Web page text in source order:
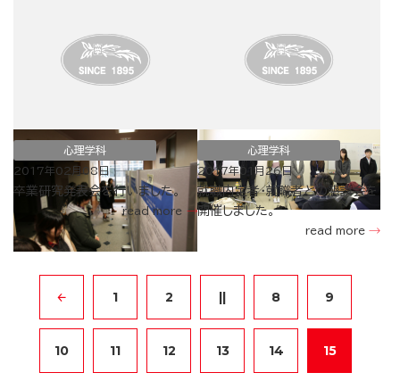
心理学科
2017年02月08日
卒業研究発表会を行いました。
read more
心理学科
2017年01月26日
就職内定者・就職者との懇談会を
開催しました。
read more
1 2 8 9
10 11 12 13 14 15